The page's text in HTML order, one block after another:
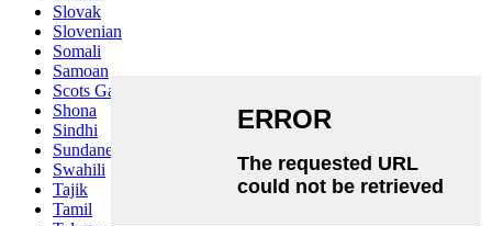
Slovak
Slovenian
Somali
Samoan
Scots Gaelic
Shona
Sindhi
Sundanese
Swahili
Tajik
Tamil